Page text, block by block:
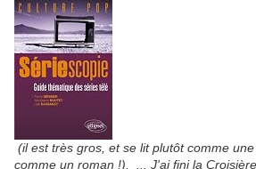
(il est très gros, et se lit plutôt comme
comme un roman !).
... J'ai fini la